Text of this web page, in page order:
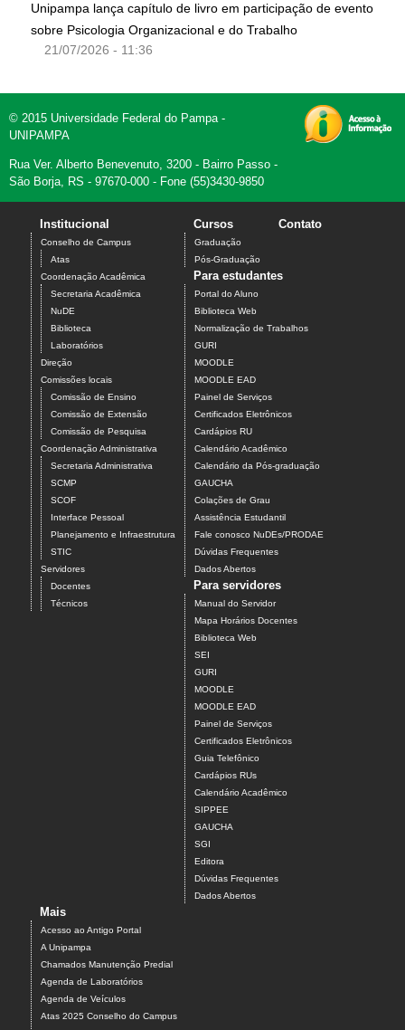
Unipampa lança capítulo de livro em participação de evento
sobre Psicologia Organizacional e do Trabalho
21/07/2026 - 11:36
© 2015 Universidade Federal do Pampa -
UNIPAMPA
Rua Ver. Alberto Benevenuto, 3200 - Bairro Passo -
São Borja, RS - 97670-000 - Fone (55)3430-9850
Institucional
Conselho de Campus
Atas
Coordenação Acadêmica
Secretaria Acadêmica
NuDE
Biblioteca
Laboratórios
Direção
Comissões locais
Comissão de Ensino
Comissão de Extensão
Comissão de Pesquisa
Coordenação Administrativa
Secretaria Administrativa
SCMP
SCOF
Interface Pessoal
Planejamento e Infraestrutura
STIC
Servidores
Docentes
Técnicos
Cursos
Graduação
Pós-Graduação
Contato
Para estudantes
Portal do Aluno
Biblioteca Web
Normalização de Trabalhos
GURI
MOODLE
MOODLE EAD
Painel de Serviços
Certificados Eletrônicos
Cardápios RU
Calendário Acadêmico
Calendário da Pós-graduação
GAUCHA
Colações de Grau
Assistência Estudantil
Fale conosco NuDEs/PRODAE
Dúvidas Frequentes
Dados Abertos
Para servidores
Manual do Servidor
Mapa Horários Docentes
Biblioteca Web
SEI
GURI
MOODLE
MOODLE EAD
Painel de Serviços
Certificados Eletrônicos
Guia Telefônico
Cardápios RUs
Calendário Acadêmico
SIPPEE
GAUCHA
SGI
Editora
Dúvidas Frequentes
Dados Abertos
Mais
Acesso ao Antigo Portal
A Unipampa
Chamados Manutenção Predial
Agenda de Laboratórios
Agenda de Veículos
Atas 2025 Conselho do Campus